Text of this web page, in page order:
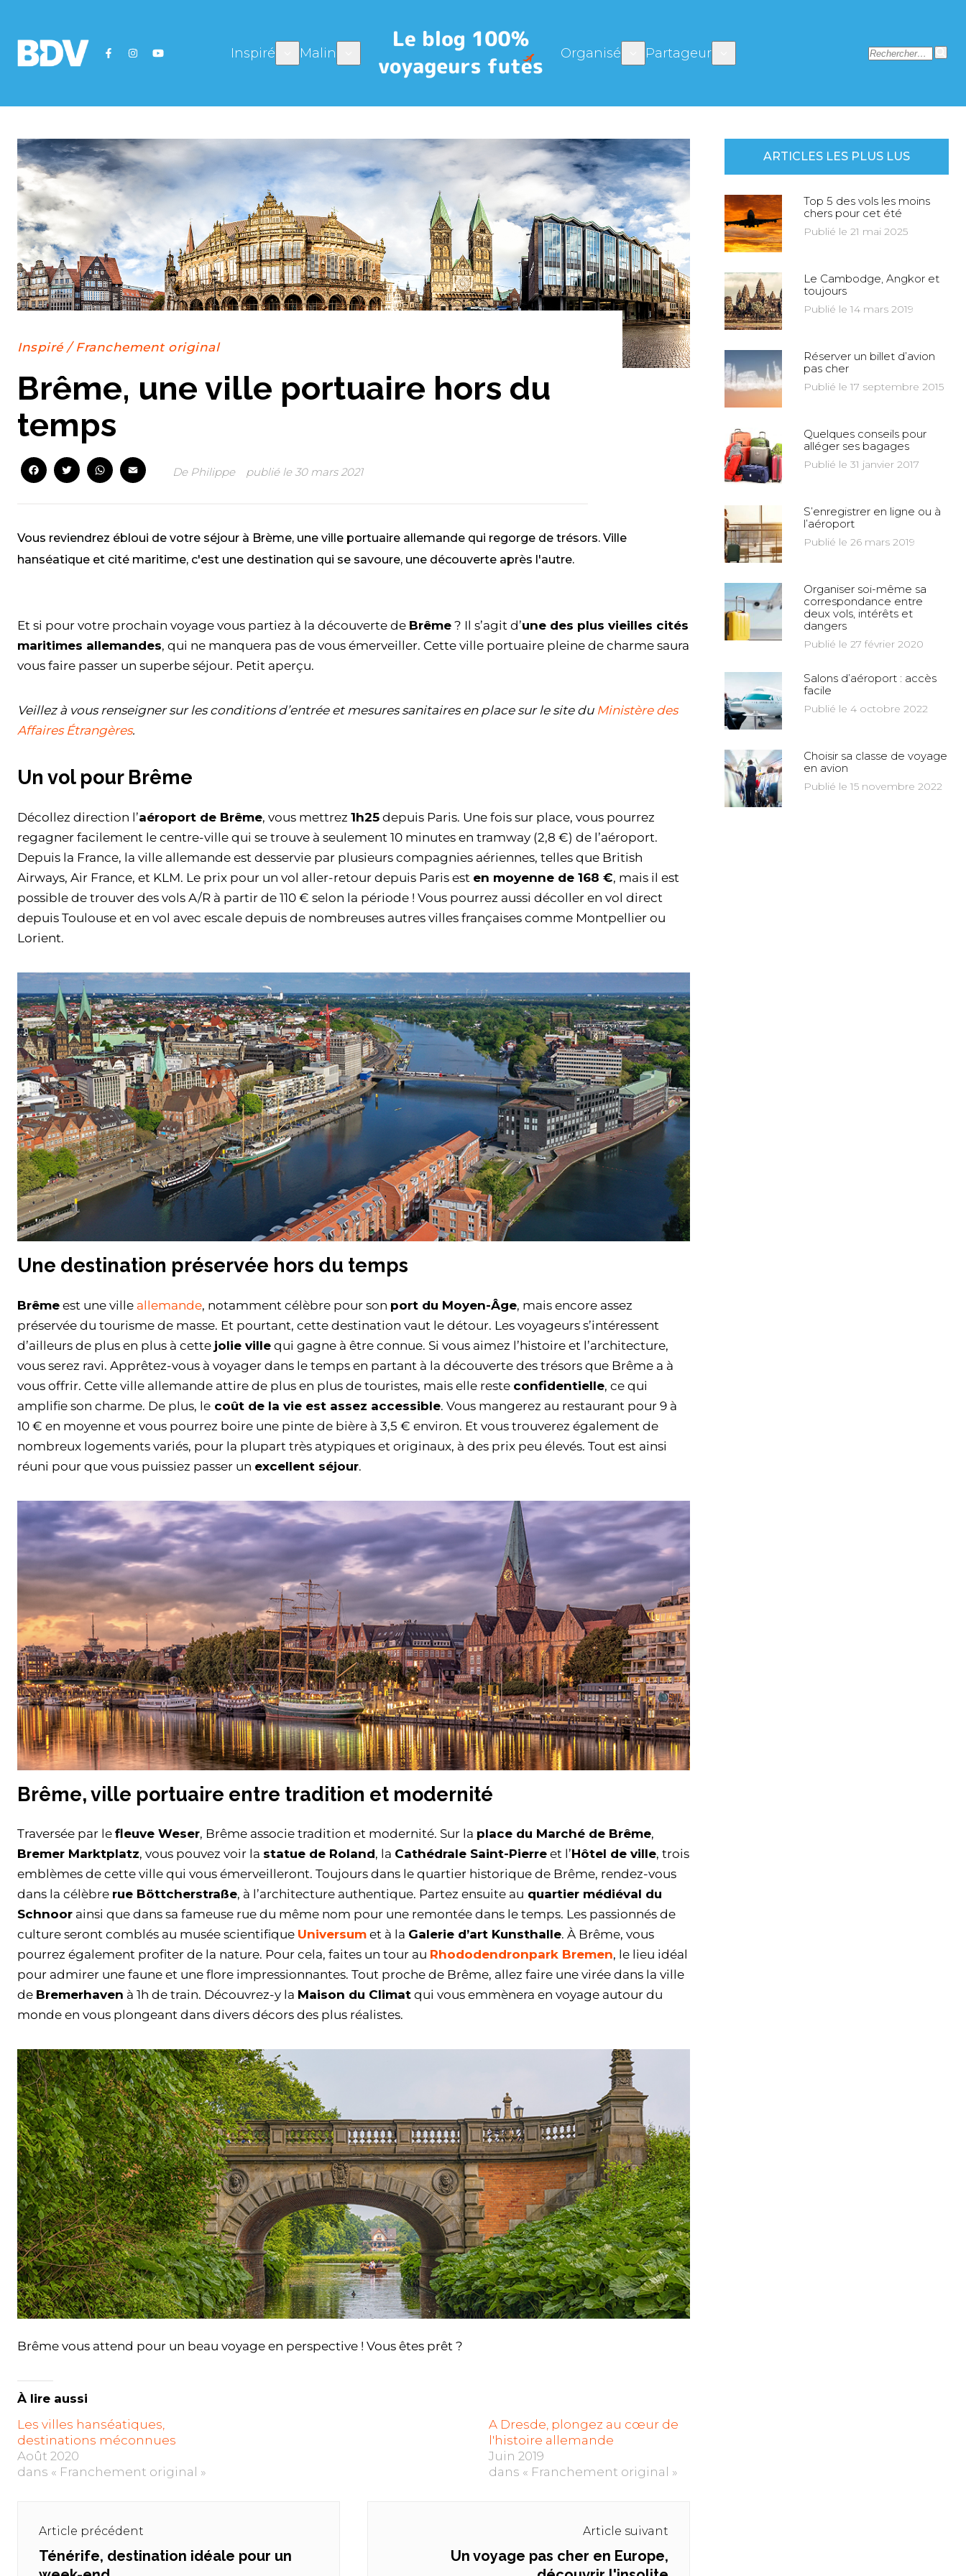
Inspiré Malin Organisé Partageur
Inspiré/Franchement original
Brême, une ville portuaire hors du
temps
FacebookTwitterWhatsApp
Email
De Philippe publié le30 mars 2021
Vous reviendrez ébloui de votre séjour à Brème, une ville portuaire allemande qui regorge de trésors. Ville
hanséatique et cité maritime, c'est une destination qui se savoure, une découverte après l'autre.
Et si pour votre prochain voyage vous partiez à la découverte de Brême ? Il s’agit d’une des plus vieilles cités
maritimes allemandes, qui ne manquera pas de vous émerveiller. Cette ville portuaire pleine de charme saura
vous faire passer un superbe séjour. Petit aperçu.
Veillez à vous renseigner sur les conditions d’entrée et mesures sanitaires en place sur le site du Ministère des
Affaires Étrangères.
Un vol pour Brême
Décollez direction l’aéroport de Brême, vous mettrez 1h25 depuis Paris. Une fois sur place, vous pourrez
regagner facilement le centre-ville qui se trouve à seulement 10 minutes en tramway (2,8 €) de l’aéroport.
Depuis la France, la ville allemande est desservie par plusieurs compagnies aériennes, telles que British
Airways, Air France, et KLM. Le prix pour un vol aller-retour depuis Paris est en moyenne de 168 €, mais il est
possible de trouver des vols A/R à partir de 110 € selon la période ! Vous pourrez aussi décoller en vol direct
depuis Toulouse et en vol avec escale depuis de nombreuses autres villes françaises comme Montpellier ou
Lorient.
Une destination préservée hors du temps
Brême est une ville allemande, notamment célèbre pour son port du Moyen-Âge, mais encore assez
préservée du tourisme de masse. Et pourtant, cette destination vaut le détour. Les voyageurs s’intéressent
d’ailleurs de plus en plus à cette jolie ville qui gagne à être connue. Si vous aimez l’histoire et l’architecture,
vous serez ravi. Apprêtez-vous à voyager dans le temps en partant à la découverte des trésors que Brême a à
vous offrir. Cette ville allemande attire de plus en plus de touristes, mais elle reste confidentielle, ce qui
amplifie son charme. De plus, le coût de la vie est assez accessible. Vous mangerez au restaurant pour 9 à
10 € en moyenne et vous pourrez boire une pinte de bière à 3,5 € environ. Et vous trouverez également de
nombreux logements variés, pour la plupart très atypiques et originaux, à des prix peu élevés. Tout est ainsi
réuni pour que vous puissiez passer un excellent séjour.
Brême, ville portuaire entre tradition et modernité
Traversée par le fleuve Weser, Brême associe tradition et modernité. Sur la place du Marché de Brême,
Bremer Marktplatz, vous pouvez voir la statue de Roland, la Cathédrale Saint-Pierre et l’Hôtel de ville, trois
emblèmes de cette ville qui vous émerveilleront. Toujours dans le quartier historique de Brême, rendez-vous
dans la célèbre rue Böttcherstraße, à l’architecture authentique. Partez ensuite au quartier médiéval du
Schnoor ainsi que dans sa fameuse rue du même nom pour une remontée dans le temps. Les passionnés de
culture seront comblés au musée scientifique Universum et à la Galerie d’art Kunsthalle. À Brême, vous
pourrez également profiter de la nature. Pour cela, faites un tour au Rhododendronpark Bremen, le lieu idéal
pour admirer une faune et une flore impressionnantes. Tout proche de Brême, allez faire une virée dans la ville
de Bremerhaven à 1h de train. Découvrez-y la Maison du Climat qui vous emmènera en voyage autour du
monde en vous plongeant dans divers décors des plus réalistes.
Brême vous attend pour un beau voyage en perspective ! Vous êtes prêt ?
À lire aussi
Les villes hanséatiques,
destinations méconnues
Août 2020
dans « Franchement original »
A Dresde, plongez au cœur de
l'histoire allemande
Juin 2019
dans « Franchement original »
l’articleArticle précédent
Previous
Ténérife, destination idéale pour un
Article suivant
Next
Un voyage pas cher en Europe,
ARTICLES LES PLUS LUS
Top 5 des vols les moins
chers pour cet été
Publié le 21 mai 2025
Le Cambodge, Angkor et
toujours
Publié le 14 mars 2019
Réserver un billet d’avion
pas cher
Publié le 17 septembre 2015
Quelques conseils pour
alléger ses bagages
Publié le 31 janvier 2017
S’enregistrer en ligne ou à
l’aéroport
Publié le 26 mars 2019
Organiser soi-même sa
correspondance entre
deux vols, intérêts et
dangers
Publié le 27 février 2020
Salons d’aéroport : accès
facile
Publié le 4 octobre 2022
Choisir sa classe de voyage
en avion
Publié le 15 novembre 2022